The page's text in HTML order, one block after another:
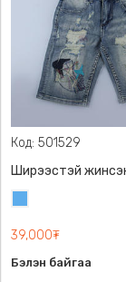
Код: 501529
Ширээстэй
39,000₮
Бэлэн байгаа